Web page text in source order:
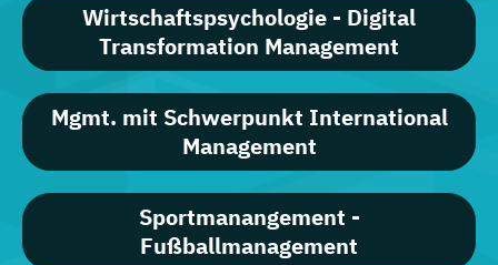
Wirtschaftspsychologie - Digital
Transformation Management
Mgmt. mit Schwerpunkt International
Management
Sportmanangement -
Fußballmanagement